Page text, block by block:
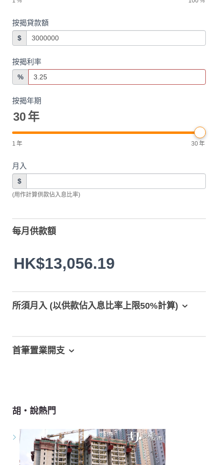
按揭貸款額
$
按揭利率
%
按揭年期
30年
1 年 30年
月入
$
(用作計算供款佔入息比率)
每月供款額
HK$13,056.19
所須月入 (以供款佔入息比率上限50%計算)
首筆置業開支
胡‧說熱門